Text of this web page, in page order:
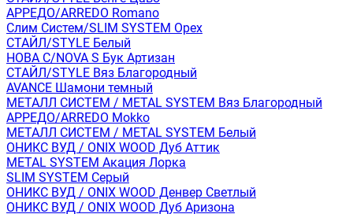
АРРЕДО/ARREDO Romano
Слим Систем/SLIM SYSTEM Орех
СТАЙЛ/STYLE Белый
НОВА С/NOVA S Бук Артизан
СТАЙЛ/STYLE Вяз Благородный
AVANCE Шамони темный
МЕТАЛЛ СИСТЕМ / METAL SYSTEM Вяз Благородный
АРРЕДО/ARREDO Mokko
МЕТАЛЛ СИСТЕМ / METAL SYSTEM Белый
ОНИКС ВУД / ONIX WOOD Дуб Аттик
METAL SYSTEM Акация Лорка
SLIM SYSTEM Серый
ОНИКС ВУД / ONIX WOOD Денвер Светлый
ОНИКС ВУД / ONIX WOOD Дуб Аризона